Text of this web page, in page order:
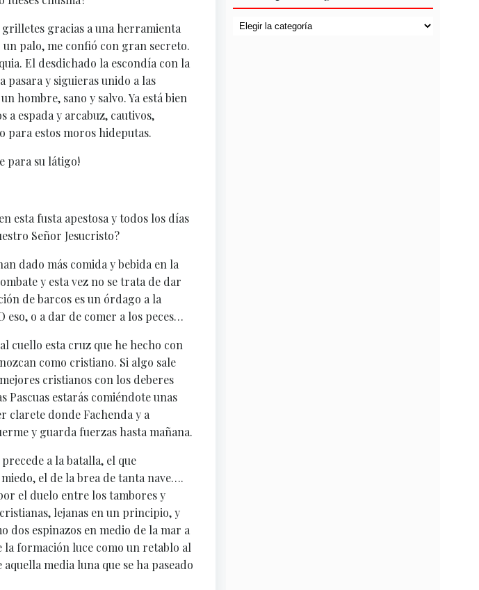
grilletes gracias a una herramienta
palo, me confió con gran secreto.
El desdichado la escondía con la
pasara y siguieras unido a las
hombre, sano y salvo. Ya está bien
espada y arcabuz, cautivos,
para estos moros hideputas.
para su látigo!
esta fusta apestosa y todos los días
Señor Jesucristo?
dado más comida y bebida en la
y esta vez no se trata de dar
de barcos es un órdago a la
eso, o a dar de comer a los peces…
cuello esta cruz que he hecho con
como cristiano. Si algo sale
cristianos con los deberes
Pascuas estarás comiéndote unas
clarete donde Fachenda y a
y guarda fuerzas hasta mañana.
a la batalla, el que
el de la brea de tanta nave….
el duelo entre los tambores y
lejanas en un principio, y
dos espinazos en medio de la mar a
la formación luce como un retablo al
media luna que se ha paseado
Filtrar